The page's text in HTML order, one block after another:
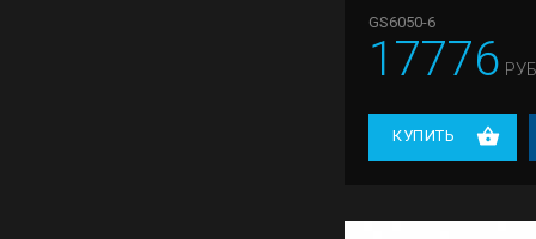
GS6050-6
17776
КУПИТЬ